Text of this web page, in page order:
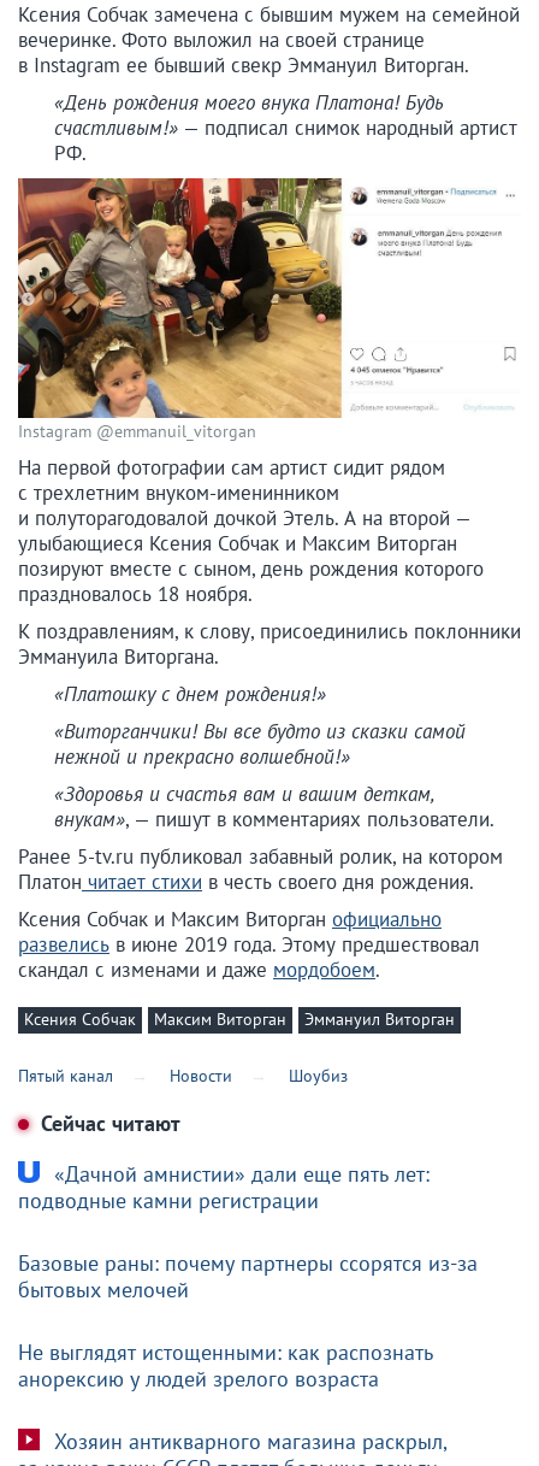
Ксения Собчак замечена с бывшим мужем на семейной
вечеринке. Фото выложил на своей странице
в Instagram ее бывший свекр Эммануил Виторган.
«День рождения моего внука Платона! Будь
счастливым!» — подписал снимок народный артист
РФ.
Instagram @emmanuil_vitorgan
На первой фотографии сам артист сидит рядом
с трехлетним внуком-именинником
и полуторагодовалой дочкой Этель. А на второй —
улыбающиеся Ксения Собчак и Максим Виторган
позируют вместе с сыном, день рождения которого
праздновалось 18 ноября.
К поздравлениям, к слову, присоединились поклонники
Эммануила Виторгана.
«Платошку с днем рождения!»
«Виторганчики! Вы все будто из сказки самой
нежной и прекрасно волшебной!»
«Здоровья и счастья вам и вашим деткам,
внукам», — пишут в комментариях пользователи.
Ранее 5-tv.ru публиковал забавный ролик, на котором
Платон читает стихи в честь своего дня рождения.
Ксения Собчак и Максим Виторган официально
развелись в июне 2019 года. Этому предшествовал
скандал с изменами и даже мордобоем.
Ксения Собчак Максим Виторган Эммануил Виторган
Пятый канал Новости Шоубиз
Сейчас читают
«Дачной амнистии» дали еще пять лет:
подводные камни регистрации
Базовые раны: почему партнеры ссорятся из-за
бытовых мелочей
Не выглядят истощенными: как распознать
анорексию у людей зрелого возраста
Хозяин антикварного магазина раскрыл,